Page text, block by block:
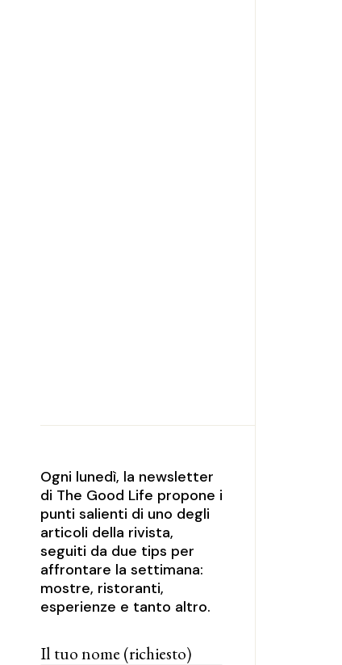
Ogni lunedì, la newsletter
di The Good Life propone i
punti salienti di uno degli
articoli della rivista,
seguiti da due tips per
affrontare la settimana:
mostre, ristoranti,
esperienze e tanto altro.
Il tuo nome (richiesto)